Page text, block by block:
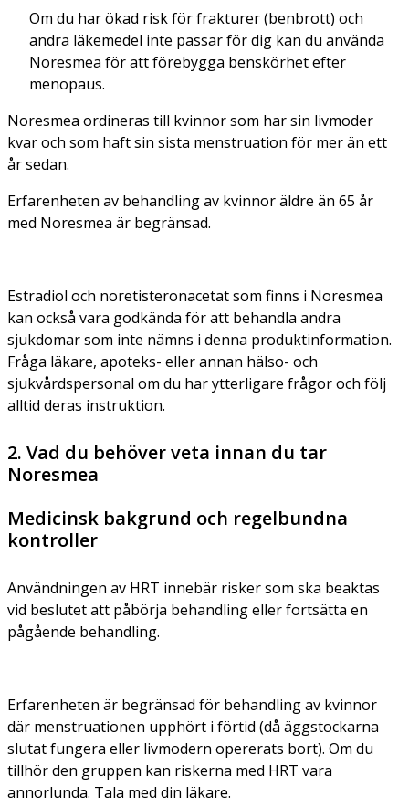
Om du har ökad risk för frakturer (benbrott) och
andra läkemedel inte passar för dig kan du använda
Noresmea för att förebygga benskörhet efter
menopaus.
Noresmea ordineras till kvinnor som har sin livmoder
kvar och som haft sin sista menstruation för mer än ett
år sedan.
Erfarenheten av behandling av kvinnor äldre än 65 år
med Noresmea är begränsad.
Estradiol och noretisteronacetat som finns i Noresmea
kan också vara godkända för att behandla andra
sjukdomar som inte nämns i denna produktinformation.
Fråga läkare, apoteks- eller annan hälso- och
sjukvårdspersonal om du har ytterligare frågor och följ
alltid deras instruktion.
2. Vad du behöver veta innan du tar
Noresmea
Medicinsk bakgrund och regelbundna
kontroller
Användningen av HRT innebär risker som ska beaktas
vid beslutet att påbörja behandling eller fortsätta en
pågående behandling.
Erfarenheten är begränsad för behandling av kvinnor
där menstruationen upphört i förtid (då äggstockarna
slutat fungera eller livmodern opererats bort). Om du
tillhör den gruppen kan riskerna med HRT vara
annorlunda. Tala med din läkare.